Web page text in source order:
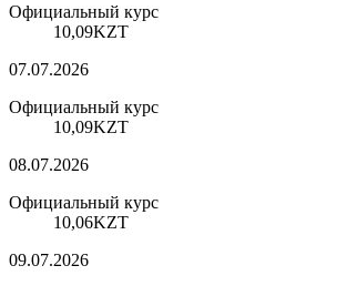
Официальный курс
10,09KZT
07.07.2026
Официальный курс
10,09KZT
08.07.2026
Официальный курс
10,06KZT
09.07.2026